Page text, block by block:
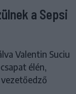
a Sepsi
Valentin Suciu
élén,